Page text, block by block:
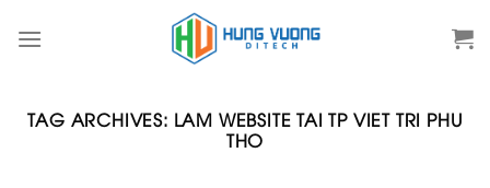
TAG ARCHIVES: LAM WEBSITE TAI TP VIET TRI PHU
THO